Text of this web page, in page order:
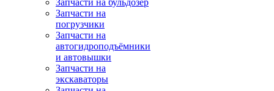
Запчасти на бульдозер
Запчасти на
погрузчики
Запчасти на
автогидроподъёмники
и автовышки
Запчасти на
экскаваторы